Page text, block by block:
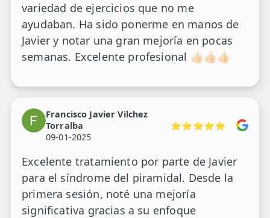
variedad de ejercicios que no me
ayudaban. Ha sido ponerme en manos de
Javier y notar una gran mejoría en pocas
semanas. Excelente profesional 👍🏻👍🏻👍🏻
Francisco Javier Vilchez
Torralba
09-01-2025
⭐⭐⭐⭐⭐
Excelente tratamiento por parte de Javier
para el síndrome del piramidal. Desde la
primera sesión, noté una mejoría
significativa gracias a su enfoque